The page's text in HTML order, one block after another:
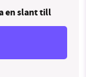
en slant till